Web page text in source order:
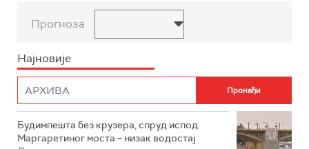
Прогноза
Најновије
Будимпешта без крузера, спруд испод
Маргаретиног моста – низак водостај